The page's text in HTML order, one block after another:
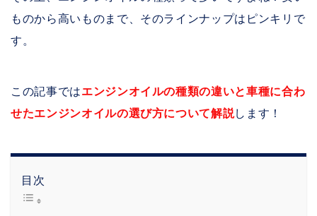
ものから高いものまで、そのラインナップはピンキリで
す。
この記事ではエンジンオイルの種類の違いと車種に合わ
せたエンジンオイルの選び方について解説します！
目次